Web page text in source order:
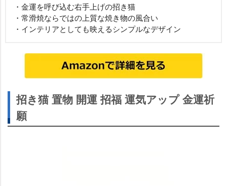
・金運を呼び込む右手上げの招き猫
・常滑焼ならではの上質な焼き物の風合い
・インテリアとしても映えるシンプルなデザイン
招き猫 置物 開運 招福 運気アップ 金運祈
願